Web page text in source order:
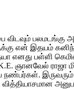
விடவும்
என் இதயம்
எனது பள்ளி
ஞானவேல் ராஜா
நண்பர்கள்.